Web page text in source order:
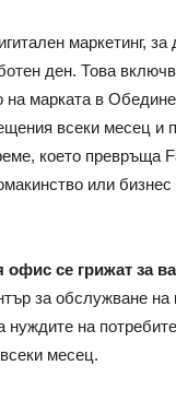
маркетинг,
ден. Това
марката в
всеки месец и
което превръща
или
се грижат за
за обслужване на
нуждите на
месец.